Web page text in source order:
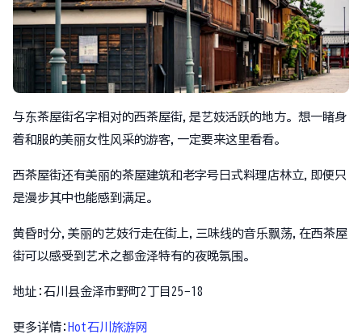
与东茶屋街名字相对的西茶屋街,是艺妓活跃的地方。想一睹身
着和服的美丽女性风采的游客,一定要来这里看看。
西茶屋街还有美丽的茶屋建筑和老字号日式料理店林立,即便只
是漫步其中也能感到满足。
黄昏时分,美丽的艺妓行走在街上,三味线的音乐飘荡,在西茶屋
街可以感受到艺术之都金泽特有的夜晚氛围。
地址:石川县金泽市野町2丁目25−18
更多详情: Hot石川旅游网